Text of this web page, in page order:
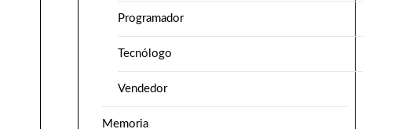
Programador
Tecnólogo
Vendedor
Memoria